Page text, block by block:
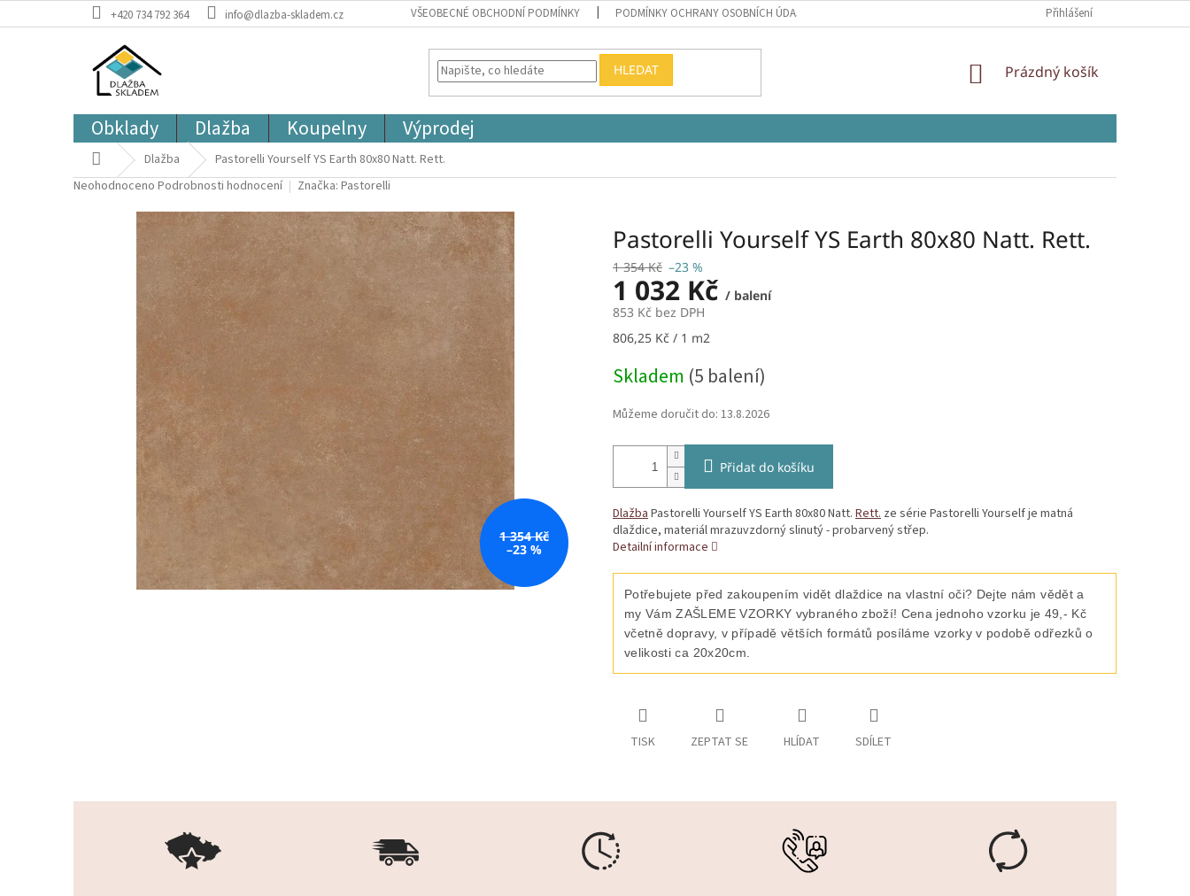
na
+420 734 792 364 info@dlazba-skladem.cz VŠEOBECNÉ OBCHODNÍ PODMÍNKY PODMÍNKY OCHRANY OSOBNÍCH ÚDAJŮ Přihlášení
HLEDAT
NÁKUPNÍ
Prázdný košík
Obklady Dlažba Koupelny Výprodej
Domů Dlažba
Pastorelli Yourself YS Earth 80x80 Natt. Rett.
Průměrné
Neohodnoceno Podrobnosti hodnocení Značka: Pastorelli
1 354 Kč
–23 %
Pastorelli Yourself YS Earth 80x80 Natt. Rett.
1 354 Kč –23 %
1 032 Kč / balení
853 Kč bez DPH
Měrná
806,25 Kč / 1 m2
Skladem (5 balení)
Můžeme doručit do: 13.8.2026
Přidat do košíku
DlažbaPastorelli Yourself YS Earth 80x80 Natt. Rett. ze série Pastorelli Yourself je matná
dlaždice, materiál mrazuvzdorný slinutý - probarvený střep.
Detailní informace
Potřebujete před zakoupením vidět dlaždice na vlastní oči? Dejte nám vědět a
my Vám ZAŠLEME VZORKY vybraného zboží! Cena jednoho vzorku je 49,- Kč
včetně dopravy, v případě větších formátů posíláme vzorky v podobě odřezků o
velikosti ca 20x20cm.
TISK ZEPTAT SE HLÍDAT SDÍLET